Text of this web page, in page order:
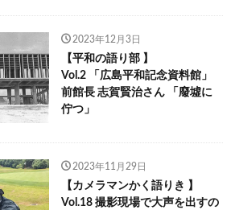
2023年12月3日
【平和の語り部 】
Vol.2 「広島平和記念資料館」
前館長 志賀賢治さん 「廢墟に
佇つ」
2023年11月29日
【カメラマンかく語りき 】
Vol.18 撮影現場で大声を出すの